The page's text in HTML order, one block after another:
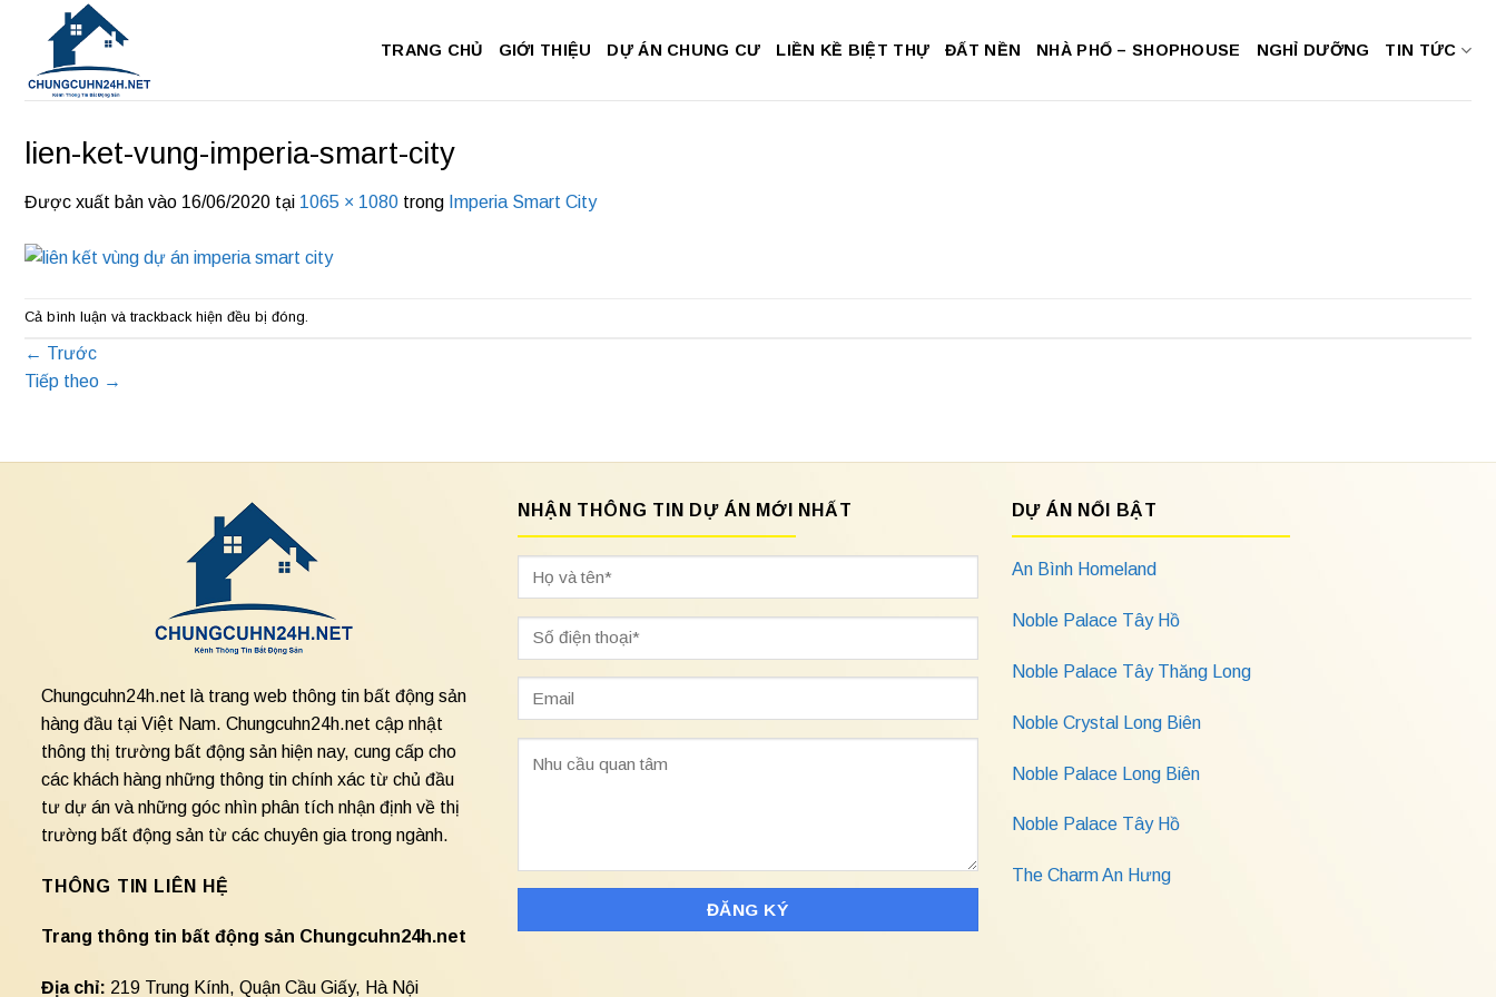
dung
TRANG CHỦ GIỚI THIỆU DỰ ÁN CHUNG CƯ LIỀN KỀ BIỆT THỰ ĐẤT NỀN NHÀ PHỐ – SHOPHOUSE NGHỈ DƯỠNG TIN TỨC
lien-ket-vung-imperia-smart-city
Được xuất bản vào 16/06/2020 tại 1065 × 1080 trong Imperia Smart City
Cả bình luận và trackback hiện đều bị đóng.
← Trước
Tiếp theo →
Chungcuhn24h.net là trang web thông tin bất động sản
hàng đầu tại Việt Nam. Chungcuhn24h.net cập nhật
thông thị trường bất động sản hiện nay, cung cấp cho
các khách hàng những thông tin chính xác từ chủ đầu
tư dự án và những góc nhìn phân tích nhận định về thị
trường bất động sản từ các chuyên gia trong ngành.
THÔNG TIN LIÊN HỆ
Trang thông tin bất động sản Chungcuhn24h.net
Địa chỉ: 219 Trung Kính, Quận Cầu Giấy, Hà Nội
NHẬN THÔNG TIN DỰ ÁN MỚI NHẤT DỰ ÁN NỔI BẬT
An Bình Homeland
Noble Palace Tây Hồ
Noble Palace Tây Thăng Long
Noble Crystal Long Biên
Noble Palace Long Biên
Noble Palace Tây Hồ
The Charm An Hưng